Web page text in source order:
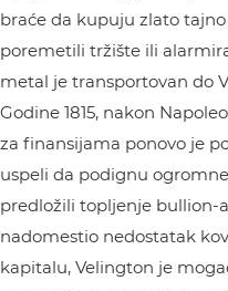
braće da kupuju zlato
poremetili tržište ili
metal je transportovan do
Godine 1815, nakon
za finansijama ponovo je
uspeli da podignu
predložili topljenje bullion-
nadomestio nedostatak
kapitalu, Velington je